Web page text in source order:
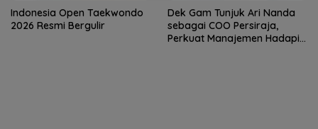
Indonesia Open Taekwondo
2026 Resmi Bergulir
Dek Gam Tunjuk Ari Nanda
sebagai COO Persiraja,
Perkuat Manajemen Hadapi